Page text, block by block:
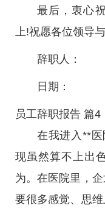
最后，衷心
上!祝愿各位领导
辞职人：
日期：
员工辞职报告 篇4
在我进入**
现虽然算不上出
为。在医院里，
要很多感觉、思